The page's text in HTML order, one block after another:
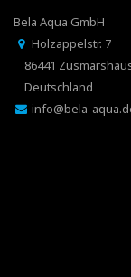
Bela Aqua GmbH
Holzappelstr. 7
86441
Deutschland
info@bela-